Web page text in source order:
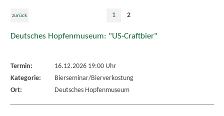
zurück 1 2
Deutsches Hopfenmuseum: "US-Craftbier"
Termin:
16.12.2026 19:00 Uhr
Kategorie:
Bierseminar/Bierverkostung
Ort:
Deutsches Hopfenmuseum